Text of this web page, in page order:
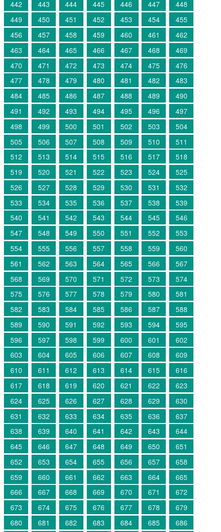
442 443 444 445 446 447
448
449
450 451 452 453 454
455
456
457 458 459 460 461
462
463
464 465 466 467 468
469
470
471 472 473 474 475
476
477
478 479 480 481 482
483
484
485 486 487 488 489
490
491
492 493 494 495 496
497
498
499 500 501 502 503
504
505
506 507 508 509 510
511
512
513 514 515 516 517
518
519
520 521 522 523 524
525
526
527 528 529 530 531
532
533
534 535 536 537 538
539
540
541 542 543 544 545
546
547
548 549 550 551 552
553
554
555 556 557 558 559
560
561
562 563 564 565 566
567
568
569 570 571 572 573
574
575
576 577 578 579 580
581
582
583 584 585 586 587
588
589
590 591 592 593 594
595
596
597 598 599 600 601
602
603
604 605 606 607 608
609
610
611 612 613 614 615
616
617
618 619 620 621 622
623
624
625 626 627 628 629
630
631
632 633 634 635 636
637
638
639 640 641 642 643
644
645
646 647 648 649 650
651
652
653 654 655 656 657
658
659
660 661 662 663 664
665
666
667 668 669 670 671
672
673
674 675 676 677 678
679
680
681 682 683 684 685
686